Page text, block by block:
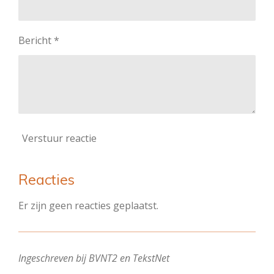
Bericht *
Verstuur reactie
Reacties
Er zijn geen reacties geplaatst.
Ingeschreven bij BVNT2 en TekstNet